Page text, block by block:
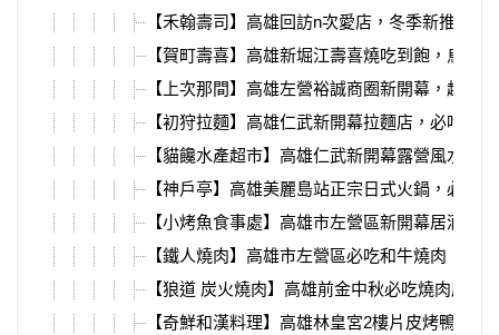
【禾翰壽司】高雄回訪n次愛店，冬季新推出
【賀町壽喜】高雄新堀江壽喜燒吃到飽，烏龍
【上次那間】高雄左營裕誠商圈新開幕，超強
【初狩拉麵】高雄仁武新開幕拉麵店，必吃超
【貓饞水產超市】高雄仁武新開幕露營風水產
【神戶亭】高雄美麗島站正宗日式火鍋，必吃
【小烤魚食事處】高雄市左營區新開幕居酒屋
【鐵人燒肉】高雄市左營區必吃和牛燒肉，回
【狼道 炭火燒肉】高雄前金中秋必吃燒肉店，
【奇鮮和漢料理】高雄林皇宮2樓片皮烤鴨餐廳